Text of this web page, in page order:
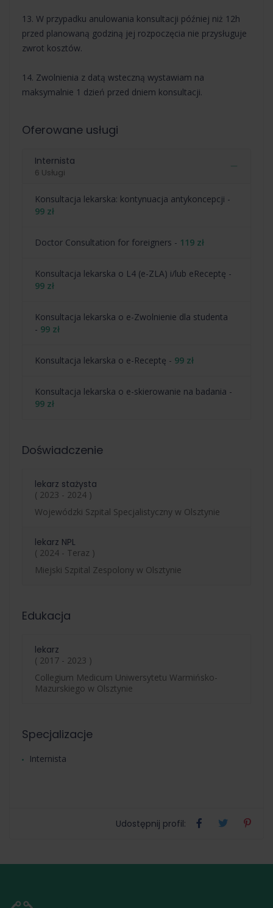
13. W przypadku anulowania konsultacji później niż 12h
przed planowaną godziną jej rozpoczęcia nie przysługuje
zwrot kosztów.
14. Zwolnienia z datą wsteczną wystawiam na
maksymalnie 1 dzień przed dniem konsultacji.
Oferowane usługi
Internista
6 Usługi
⁠Konsultacja lekarska: kontynuacja antykoncepcji -
99 zł
Doctor Consultation for foreigners - 119 zł
Konsultacja lekarska o L4 (e-ZLA) i/lub eReceptę -
99 zł
Konsultacja lekarska o e-Zwolnienie dla studenta
- 99 zł
Konsultacja lekarska o e-Receptę - 99 zł
Konsultacja lekarska o e-skierowanie na badania -
99 zł
Doświadczenie
lekarz stażysta
( 2023 - 2024 )
Wojewódzki Szpital Specjalistyczny w Olsztynie
lekarz NPL
( 2024 - Teraz )
Miejski Szpital Zespolony w Olsztynie
Edukacja
lekarz
( 2017 - 2023 )
Collegium Medicum Uniwersytetu Warmińsko-
Mazurskiego w Olsztynie
Specjalizacje
Internista
Udostępnij profil: